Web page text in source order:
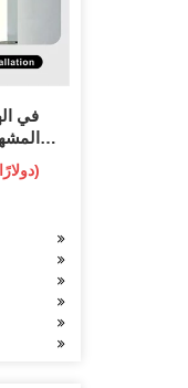
في
35-55 دولارًا أمريكيًا / قطعة (سعر فوب)